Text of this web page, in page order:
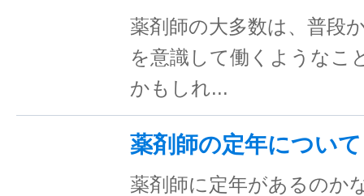
薬剤師の大多数は、普段
を意識して働くようなこ
かもしれ...
薬剤師の定年について
薬剤師に定年があるのか